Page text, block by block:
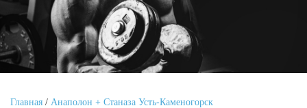
Главная / Анаполон + Станаза Усть-Каменогорск